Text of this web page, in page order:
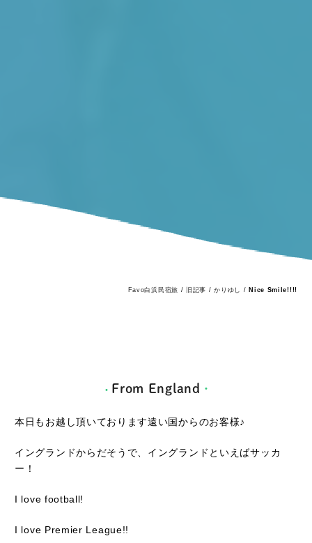
Favo白浜民宿旅 / 旧記事 /かりゆし / Nice Smile!!!!
From England
本日もお越し頂いております遠い国からのお客様♪
イングランドからだそうで、イングランドといえばサッカ
ー！
I love football!
I love Premier League!!